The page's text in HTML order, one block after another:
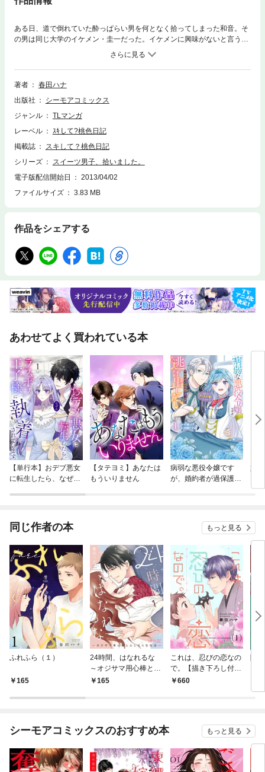
ある日、道で倒れていた酔っぱらい男を何となく拾ってしまった和音。そ
の男は同じ大学のイケメン・圭一だった。イケメンに興味がないと言う和
音に、実はイケメンである事が悩みである圭一は“ある提案”をする… コン
プレックスを抱えた2人の恋の行方は…？【桃色日記】
著者
春田ハナ
出版社
シーモアコミックス
ジャンル
TLマンガ
レーベル
ｽｷして?桃色日記
掲載誌
スキして？桃色日記
シリーズ
スイーツ男子、拾いました。
電子版配信開始日
2013/04/02
ファイルサイズ
3.83 MB
作品をシェアする
あわせてよく買われている本
【単行本】おデブ悪女
に転生したら、なぜか
【タテヨミ】あなたは
もういりません
病弱な悪役令嬢です
が、婚約者が過保護す
妹
同じ作者の本 もっと見る
ふれふら（１）
165
24時間、はなれるな
～オジサマ用心棒とふ
しだらな生活～ 1
165
これは、忍びの恋なの
で。【描き下ろし付き
☆特装版】
660
シーモアコミックスのおすすめ本 もっと見る